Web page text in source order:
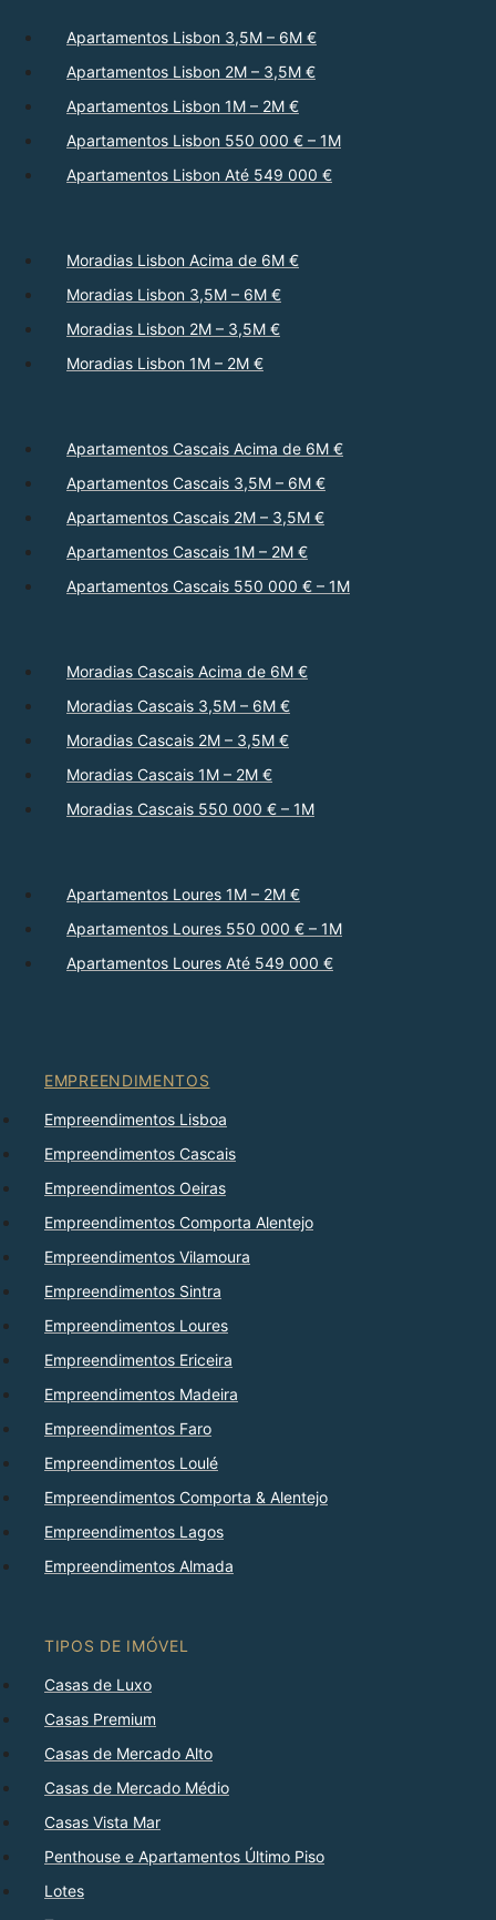
Apartamentos Lisbon 3,5M – 6M €
Apartamentos Lisbon 2M – 3,5M €
Apartamentos Lisbon 1M – 2M €
Apartamentos Lisbon 550 000 € – 1M
Apartamentos Lisbon Até 549 000 €
Moradias Lisbon Acima de 6M €
Moradias Lisbon 3,5M – 6M €
Moradias Lisbon 2M – 3,5M €
Moradias Lisbon 1M – 2M €
Apartamentos Cascais Acima de 6M €
Apartamentos Cascais 3,5M – 6M €
Apartamentos Cascais 2M – 3,5M €
Apartamentos Cascais 1M – 2M €
Apartamentos Cascais 550 000 € – 1M
Moradias Cascais Acima de 6M €
Moradias Cascais 3,5M – 6M €
Moradias Cascais 2M – 3,5M €
Moradias Cascais 1M – 2M €
Moradias Cascais 550 000 € – 1M
Apartamentos Loures 1M – 2M €
Apartamentos Loures 550 000 € – 1M
Apartamentos Loures Até 549 000 €
EMPREENDIMENTOS
Empreendimentos Lisboa
Empreendimentos Cascais
Empreendimentos Oeiras
Empreendimentos Comporta Alentejo
Empreendimentos Vilamoura
Empreendimentos Sintra
Empreendimentos Loures
Empreendimentos Ericeira
Empreendimentos Madeira
Empreendimentos Faro
Empreendimentos Loulé
Empreendimentos Comporta & Alentejo
Empreendimentos Lagos
Empreendimentos Almada
TIPOS DE IMÓVEL
Casas de Luxo
Casas Premium
Casas de Mercado Alto
Casas de Mercado Médio
Casas Vista Mar
Penthouse e Apartamentos Último Piso
Lotes